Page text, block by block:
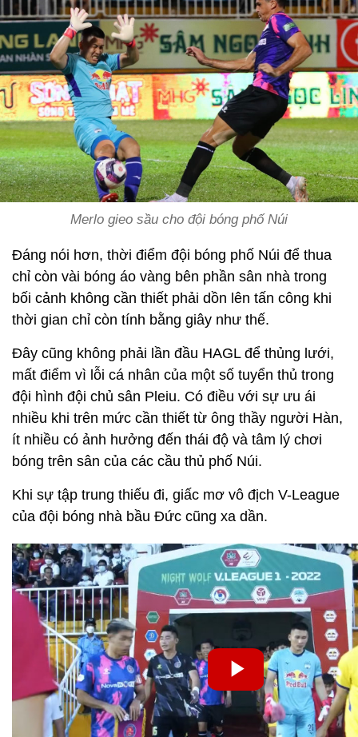
Merlo gieo sầu cho đội bóng phố Núi
Đáng nói hơn, thời điểm đội bóng phố Núi để thua
chỉ còn vài bóng áo vàng bên phần sân nhà trong
bối cảnh không cần thiết phải dồn lên tấn công khi
thời gian chỉ còn tính bằng giây như thế.
Đây cũng không phải lần đầu HAGL để thủng lưới,
mất điểm vì lỗi cá nhân của một số tuyển thủ trong
đội hình đội chủ sân Pleiu. Có điều với sự ưu ái
nhiều khi trên mức cần thiết từ ông thầy người Hàn,
ít nhiều có ảnh hưởng đến thái độ và tâm lý chơi
bóng trên sân của các cầu thủ phố Núi.
Khi sự tập trung thiếu đi, giấc mơ vô địch V-League
của đội bóng nhà bầu Đức cũng xa dần.